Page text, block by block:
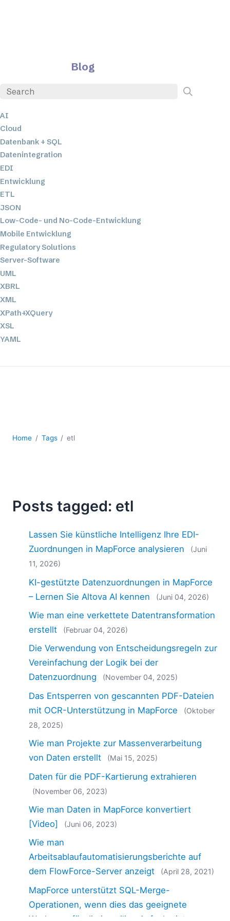
Blog
AI
Cloud
Datenbank + SQL
Datenintegration
EDI
Entwicklung
ETL
JSON
Low-Code- und No-Code-Entwicklung
Mobile Entwicklung
Regulatory Solutions
Server-Software
UML
XBRL
XML
XPath+XQuery
XSL
YAML
2020
2015
2013
2012
2009
2008
2007
Home Tags etl
Posts tagged: etl
Lassen Sie künstliche Intelligenz Ihre EDI-
Zuordnungen in MapForce analysieren
(Juni
11, 2026)
KI-gestützte Datenzuordnungen in MapForce
– Lernen Sie Altova AI kennen
(Juni 04, 2026)
Wie man eine verkettete Datentransformation
erstellt
(Februar 04, 2026)
Die Verwendung von Entscheidungsregeln zur
Vereinfachung der Logik bei der
Datenzuordnung
(November 04, 2025)
Das Entsperren von gescannten PDF-Dateien
mit OCR-Unterstützung in MapForce
(Oktober
28, 2025)
Wie man Projekte zur Massenverarbeitung
von Daten erstellt
(Mai 15, 2025)
Daten für die PDF-Kartierung extrahieren
(November 06, 2023)
Wie man Daten in MapForce konvertiert
[Video]
(Juni 06, 2023)
Wie man
Arbeitsablaufautomatisierungsberichte auf
dem FlowForce-Server anzeigt
(April 28, 2021)
MapForce unterstützt SQL-Merge-
Operationen, wenn dies das geeignete
Werkzeug für die jeweilige Aufgabe ist